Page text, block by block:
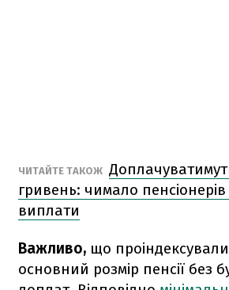
ЧИТАЙТЕ ТАКОЖ
гривень: чимало
виплати
Важливо, що
основний розмір пенсії без